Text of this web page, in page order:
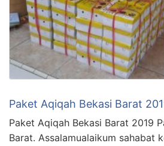
Paket Aqiqah Bekasi Barat
Paket Aqiqah Bekasi Barat 2019
Barat. Assalamualaikum sahabat